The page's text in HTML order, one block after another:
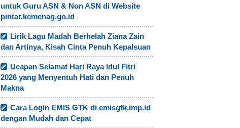
untuk Guru ASN & Non ASN di Website
pintar.kemenag.go.id
Lirik Lagu Madah Berhelah Ziana Zain
dan Artinya, Kisah Cinta Penuh Kepalsuan
Ucapan Selamat Hari Raya Idul Fitri
2026 yang Menyentuh Hati dan Penuh
Makna
Cara Login EMIS GTK di emisgtk.imp.id
dengan Mudah dan Cepat